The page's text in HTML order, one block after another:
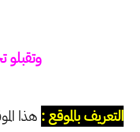
وتقبلو
التعريف بالموقع : هذا